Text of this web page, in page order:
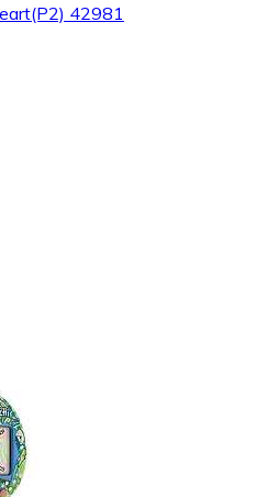
42981